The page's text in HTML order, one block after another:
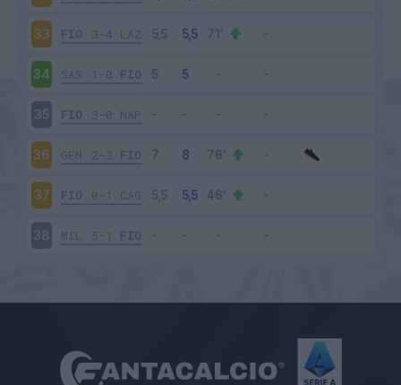
33 FIO 3-4 LAZ
34 SAS 1-0 FIO
35 FIO 3-0 NAP
36 GEN 2-3 FIO
37 FIO 0-1 CAG
38 MIL 5-1 FIO